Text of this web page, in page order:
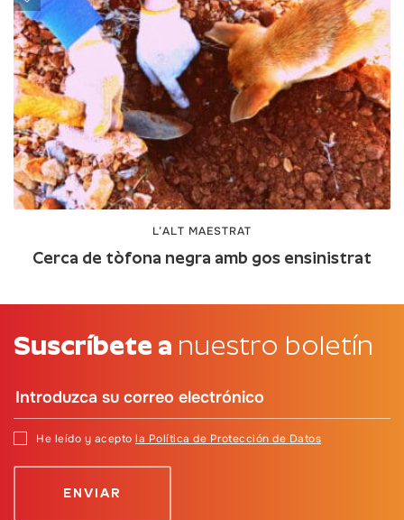
L’ALT MAESTRAT
Cerca de tòfona negra amb gos ensinistrat
Suscríbete a nuestro boletín
He leído y acepto la Política de Protección de Datos